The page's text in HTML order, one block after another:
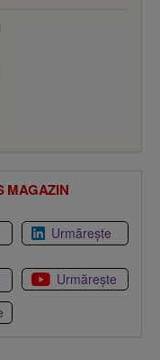
MAGAZIN
Urmărește
Urmărește